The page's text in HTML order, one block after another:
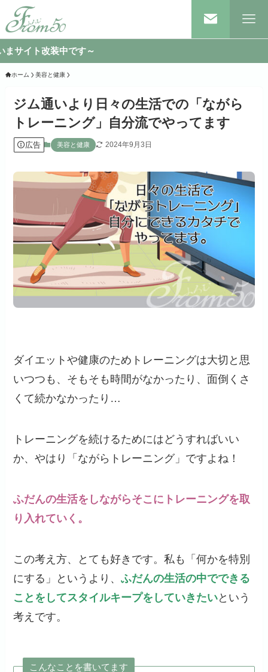
装中です～
ホーム 美容と健康
ジム通いより日々の生活での「ながら
トレーニング」自分流でやってます
広告 美容と健康 2024年9月3日
ダイエットや健康のためトレーニングは大切と思
いつつも、そもそも時間がなかったり、面倒くさ
くて続かなかったり…
トレーニングを続けるためにはどうすればいい
か、やはり「ながらトレーニング」ですよね！
ふだんの生活をしながらそこにトレーニングを取
り入れていく。
この考え方、とても好きです。私も「何かを特別
にする」というより、ふだんの生活の中でできる
ことをしてスタイルキープをしていきたいという
考えです。
こんなことを書いてます